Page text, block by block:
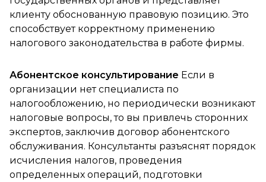
клиенту обоснованную правовую позицию. Это
способствует корректному применению
налогового законодательства в работе фирмы.
Абонентское консультирование Если в
организации нет специалиста по
налогообложению, но периодически возникают
налоговые вопросы, то вы привлечь сторонних
экспертов, заключив договор абонентского
обслуживания. Консультанты разъяснят порядок
исчисления налогов, проведения
определенных операций, подготовки